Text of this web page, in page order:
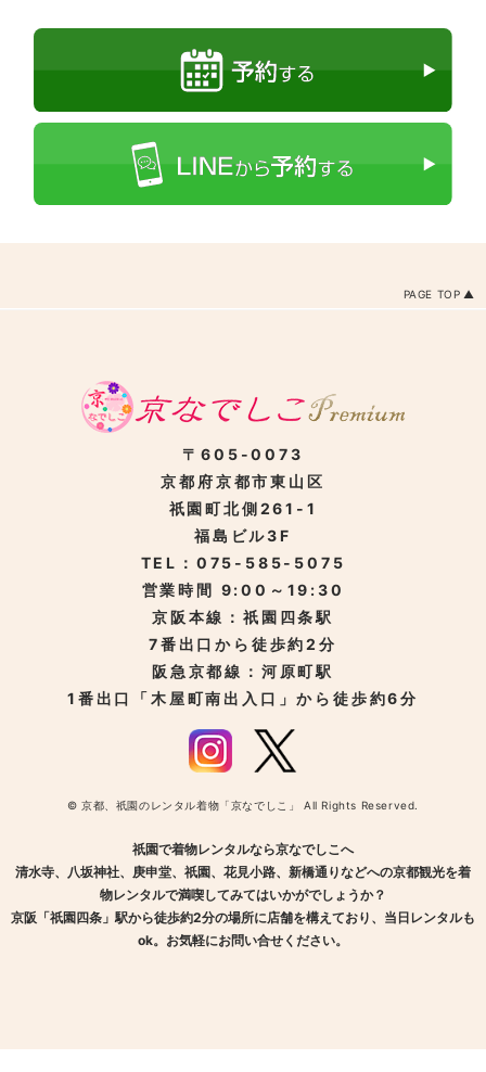
PAGE TOP
〒605-0073
京都府京都市東山区
祇園町北側261-1
福島ビル3F
TEL：075-585-5075
営業時間 9:00～19:30
京阪本線：祇園四条駅
7番出口から徒歩約2分
阪急京都線：河原町駅
1番出口「木屋町南出入口」から徒歩約6分
© 京都、祇園のレンタル着物「京なでしこ」 All Rights Reserved.
祇園で着物レンタルなら京なでしこへ
清水寺、八坂神社、庚申堂、祇園、花見小路、新橋通りなどへの京都観光を着
物レンタルで満喫してみてはいかがでしょうか？
京阪「祇園四条」駅から徒歩約2分の場所に店舗を構えており、当日レンタルも
ok。お気軽にお問い合せください。